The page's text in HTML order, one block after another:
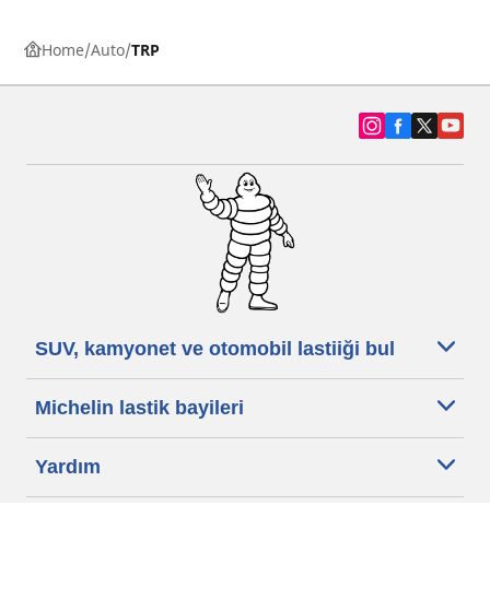
Home Auto TRP
SUV, kamyonet ve otomobil lastiiği bul
Michelin lastik bayileri
Yardım